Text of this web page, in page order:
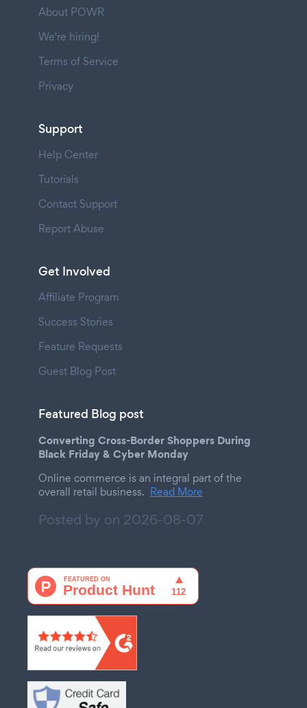
About POWR
We're hiring!
Terms of Service
Privacy
Support
Help Center
Tutorials
Contact Support
Report Abuse
Get Involved
Affiliate Program
Success Stories
Feature Requests
Guest Blog Post
Featured Blog post
Converting Cross-Border Shoppers During
Black Friday & Cyber Monday
Online commerce is an integral part of the
overall retail business. Read More
Posted by on 2026-08-07